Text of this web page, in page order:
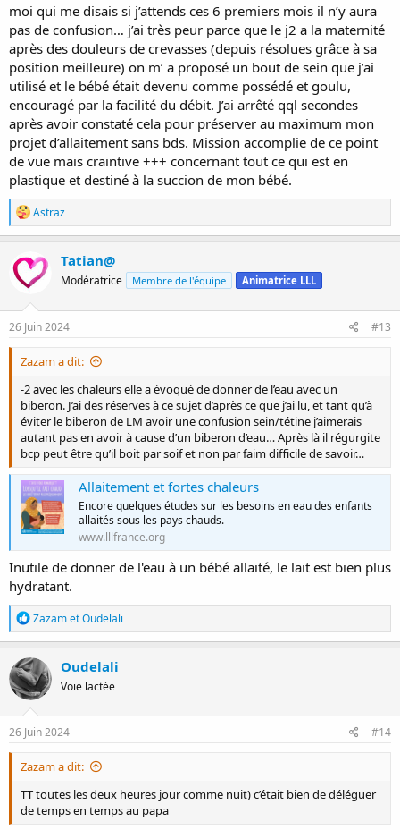
moi qui me disais si j’attends ces 6 premiers mois il n’y aura
pas de confusion… j’ai très peur parce que le j2 a la maternité
après des douleurs de crevasses (depuis résolues grâce à sa
position meilleure) on m’ a proposé un bout de sein que j’ai
utilisé et le bébé était devenu comme possédé et goulu,
encouragé par la facilité du débit. J’ai arrêté qql secondes
après avoir constaté cela pour préserver au maximum mon
projet d’allaitement sans bds. Mission accomplie de ce point
de vue mais craintive +++ concernant tout ce qui est en
plastique et destiné à la succion de mon bébé.
R
é
a
t
i
n
s
Astraz
Tatian@
Modératrice Membre de l'équipe Animatrice LLL
26 Juin 2024 #13
Zazam a dit:
-2 avec les chaleurs elle a évoqué de donner de l’eau avec un
biberon. J’ai des réserves à ce sujet d’après ce que j’ai lu, et tant qu’à
éviter le biberon de LM avoir une confusion sein/tétine j’aimerais
autant pas en avoir à cause d’un biberon d’eau… Après là il régurgite
bcp peut être qu’il boit par soif et non par faim difficile de savoir…
Allaitement et fortes chaleurs
Encore quelques études sur les besoins en eau des enfants
allaités sous les pays chauds.
www.lllfrance.org
Inutile de donner de l'eau à un bébé allaité, le lait est bien plus
hydratant.
R
é
a
c
t
i
o
n
s
ZazametOudelali
Oudelali
Voie lactée
26 Juin 2024 #14
Zazam a dit:
TT toutes les deux heures jour comme nuit) c’était bien de déléguer
de temps en temps au papa